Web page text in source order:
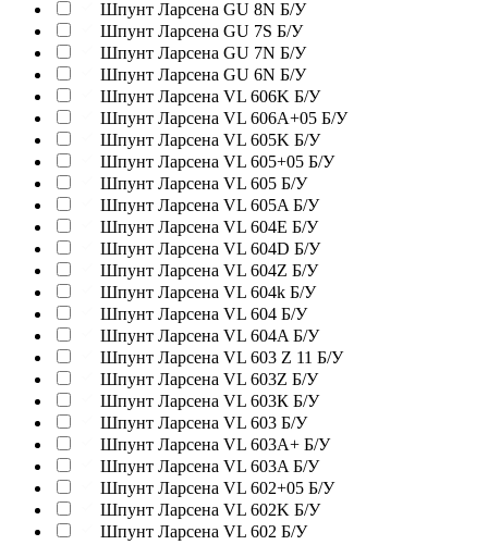
Шпунт Ларсена GU 8N Б/У
Шпунт Ларсена GU 7S Б/У
Шпунт Ларсена GU 7N Б/У
Шпунт Ларсена GU 6N Б/У
Шпунт Ларсена VL 606K Б/У
Шпунт Ларсена VL 606A+05 Б/У
Шпунт Ларсена VL 605K Б/У
Шпунт Ларсена VL 605+05 Б/У
Шпунт Ларсена VL 605 Б/У
Шпунт Ларсена VL 605A Б/У
Шпунт Ларсена VL 604E Б/У
Шпунт Ларсена VL 604D Б/У
Шпунт Ларсена VL 604Z Б/У
Шпунт Ларсена VL 604k Б/У
Шпунт Ларсена VL 604 Б/У
Шпунт Ларсена VL 604A Б/У
Шпунт Ларсена VL 603 Z 11 Б/У
Шпунт Ларсена VL 603Z Б/У
Шпунт Ларсена VL 603К Б/У
Шпунт Ларсена VL 603 Б/У
Шпунт Ларсена VL 603А+ Б/У
Шпунт Ларсена VL 603A Б/У
Шпунт Ларсена VL 602+05 Б/У
Шпунт Ларсена VL 602K Б/У
Шпунт Ларсена VL 602 Б/У